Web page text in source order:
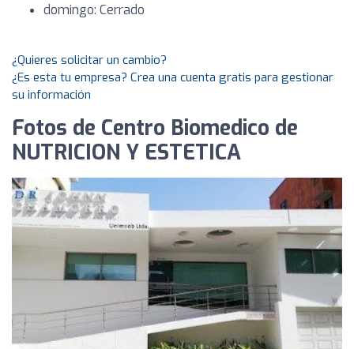
domingo: Cerrado
¿Quieres solicitar un cambio?
¿Es esta tu empresa? Crea una cuenta gratis para gestionar
su información
Fotos de Centro Biomedico de
NUTRICION Y ESTETICA